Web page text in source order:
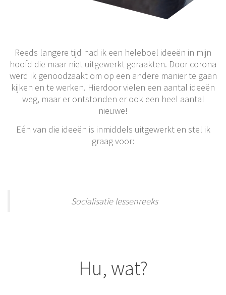
Reeds langere tijd had ik een heleboel ideeën in mijn
hoofd die maar niet uitgewerkt geraakten. Door corona
werd ik genoodzaakt om op een andere manier te gaan
kijken en te werken. Hierdoor vielen een aantal ideeën
weg, maar er ontstonden er ook een heel aantal
nieuwe!
Eén van die ideeën is inmiddels uitgewerkt en stel ik
graag voor:
Socialisatie lessenreeks
Hu, wat?